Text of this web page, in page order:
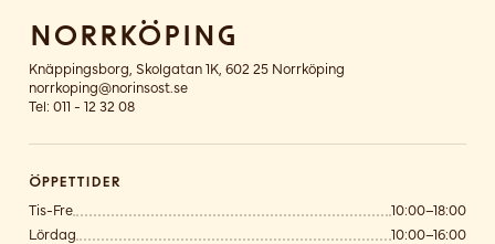
Norrköping
Knäppingsborg, Skolgatan 1K, 602 25 Norrköping
norrkoping@norinsost.se
Tel: 011 - 12 32 08
Öppettider
Tis-Fre
10:00–18:00
Lördag
10:00–16:00